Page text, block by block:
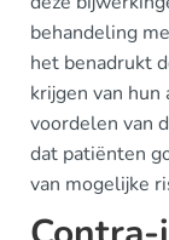
behandeling
het benadrukt
krijgen van
voordelen van
dat patiënten
van mogelijke